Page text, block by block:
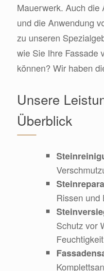
Mauerwerk. Auch die
und die Anwendung
zu unseren
wie Sie Ihre Fassade
können? Wir haben
Unsere
Überblick
Rissen und
Schutz vor
Feuchtigkeit